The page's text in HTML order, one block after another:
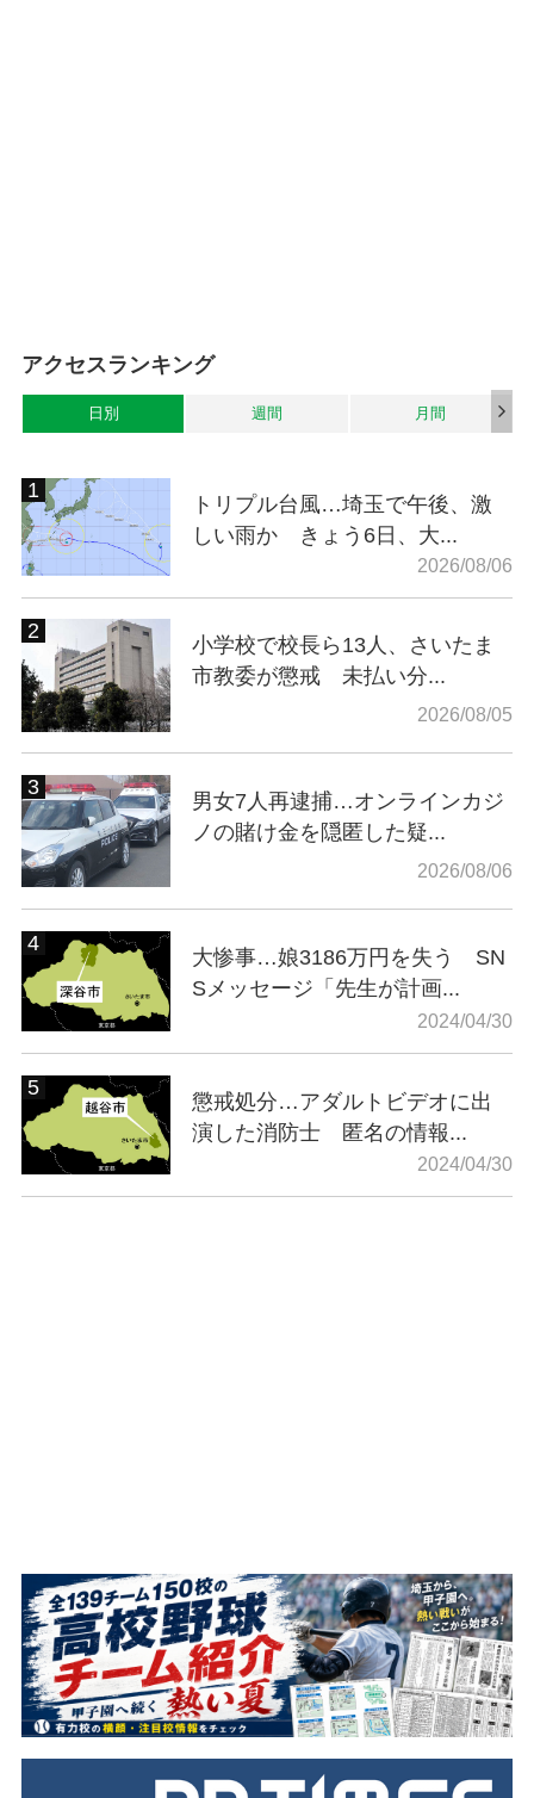
アクセスランキング
日別 週間 月間
トリプル台風…埼玉で午後、激
しい雨か きょう6日、大...
2026/08/06
小学校で校長ら13人、さいたま
市教委が懲戒 未払い分...
2026/08/05
男女7人再逮捕…オンラインカジ
ノの賭け金を隠匿した疑...
2026/08/06
大惨事…娘3186万円を失う SN
Sメッセージ「先生が計画...
2024/04/30
懲戒処分…アダルトビデオに出
演した消防士 匿名の情報...
2024/04/30